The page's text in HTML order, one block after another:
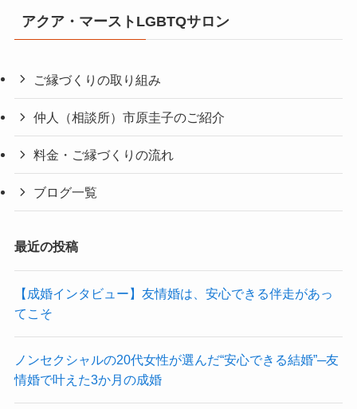
アクア・マーストLGBTQサロン
ご縁づくりの取り組み
仲人（相談所）市原圭子のご紹介
料金・ご縁づくりの流れ
ブログ一覧
最近の投稿
【成婚インタビュー】友情婚は、安心できる伴走があっ
てこそ
ノンセクシャルの20代女性が選んだ“安心できる結婚”─友
情婚で叶えた3か月の成婚